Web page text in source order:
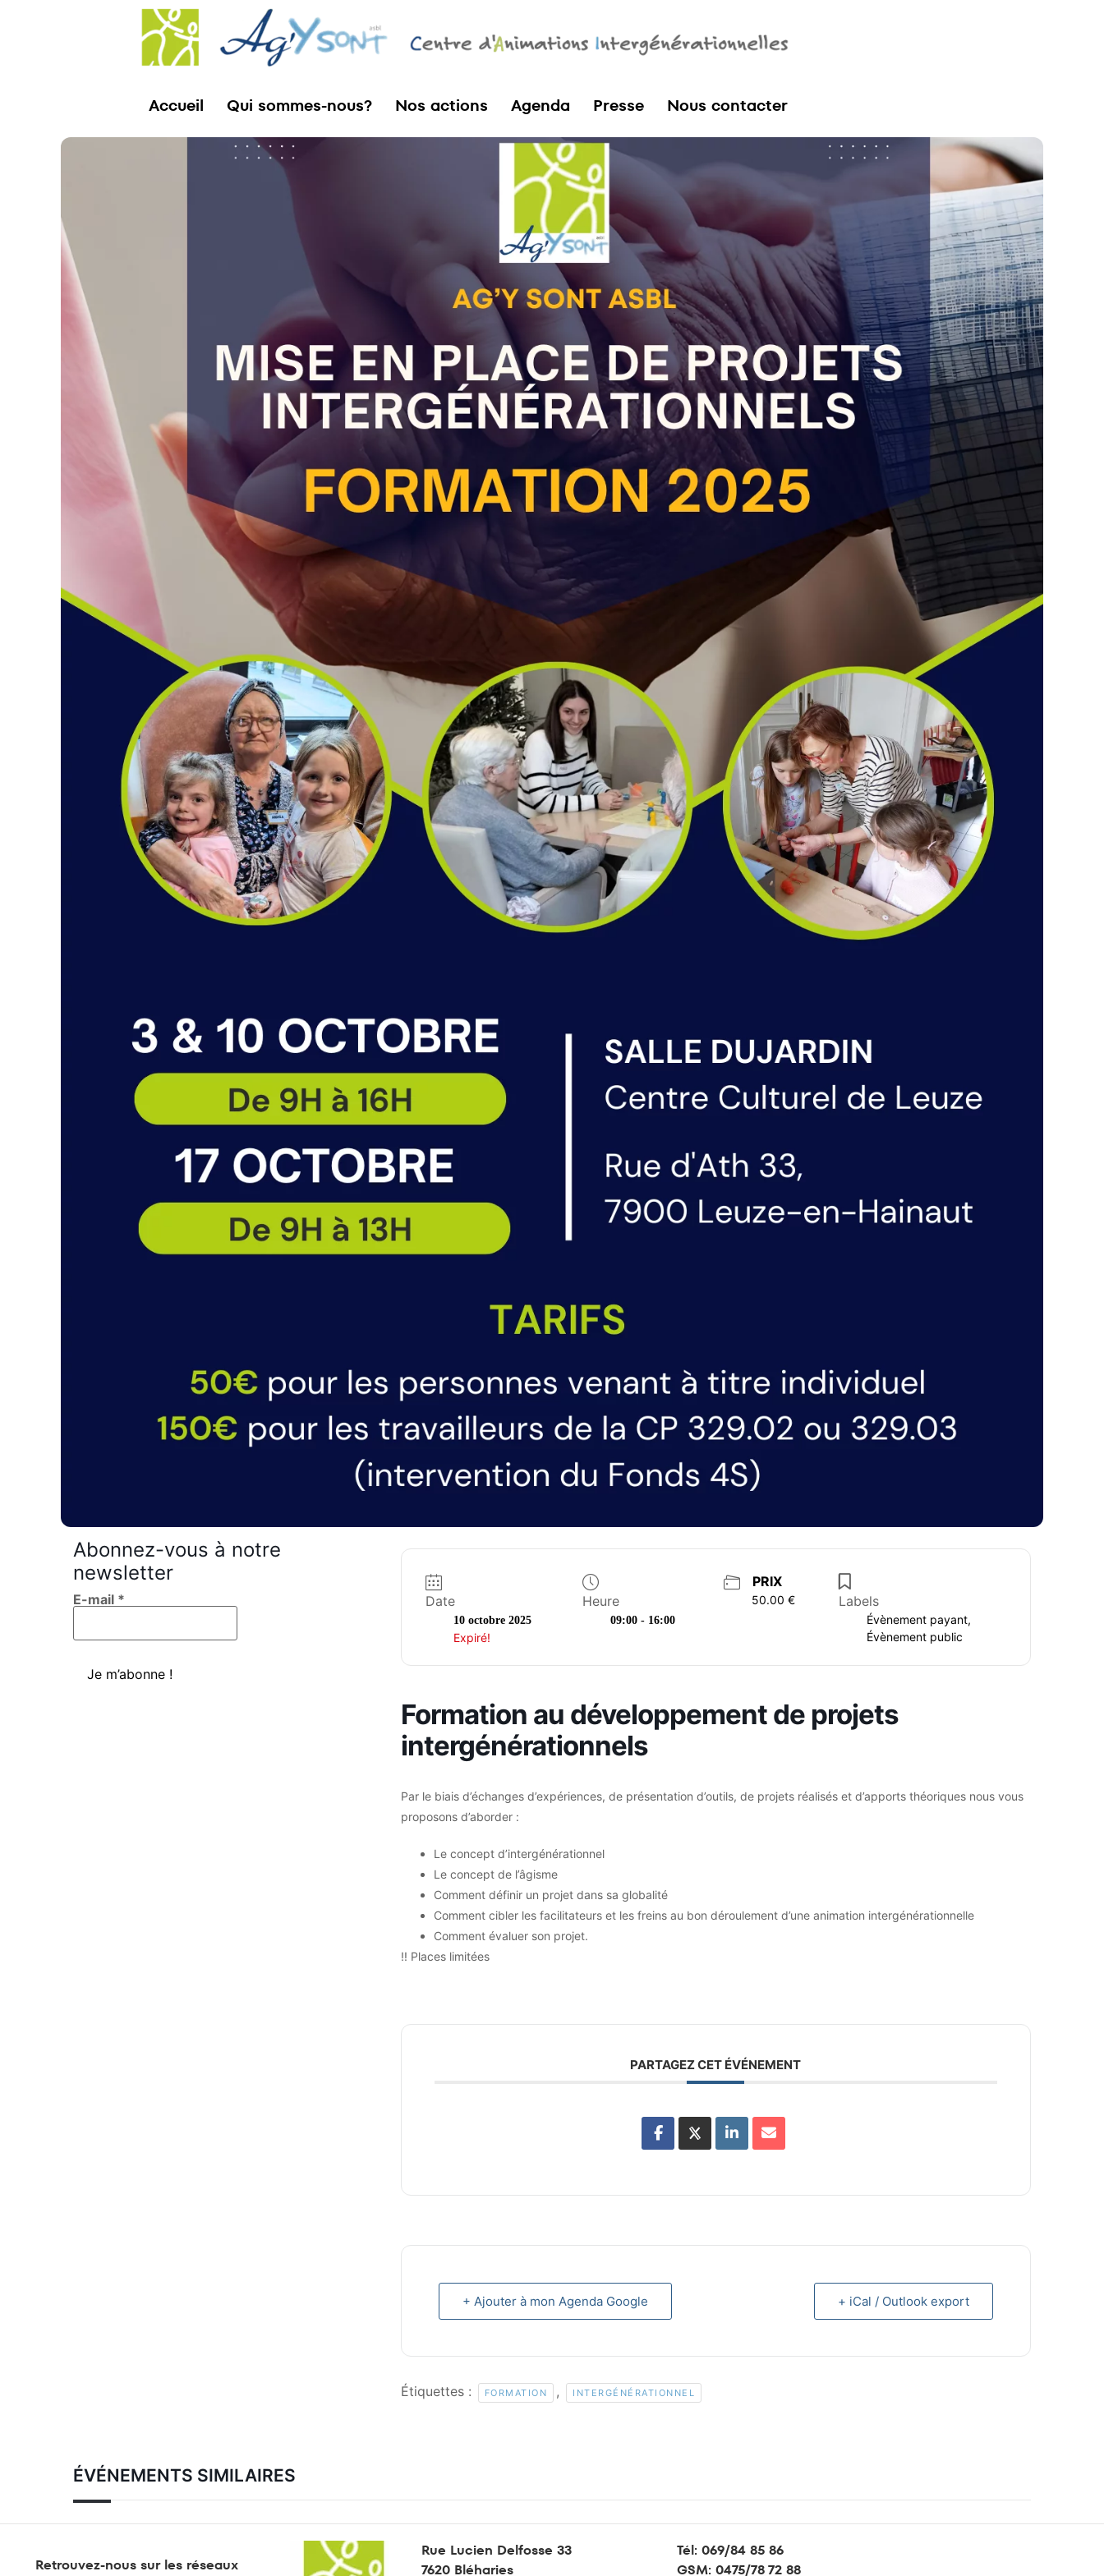
Accueil Qui sommes-nous? Nos actions Agenda Presse Nous contacter
Abonnez-vous à notre
newsletter
E-mail * Date
10 octobre 2025
Expiré!
Heure
09:00 - 16:00
PRIX
50.00 € Labels
Évènement payant,
Évènement public
Formation au développement de projets
intergénérationnels
Par le biais d’échanges d’expériences, de présentation d’outils, de projetsréalisés et d’apports théoriquesnous vous
proposons d’aborder :
Le concept d’intergénérationnel
Leconcept de l’âgisme
Commentdéfinir un projet dans sa globalité
Comment cibler les facilitateurs et les freins au bon déroulement d’une animation intergénérationnelle
Comment évaluer son projet.
!! Places limitées
PARTAGEZ CET ÉVÉNEMENT
+ Ajouter à mon Agenda Google + iCal / Outlook export
Étiquettes : FORMATION , INTERGÉNÉRATIONNEL
ÉVÉNEMENTS SIMILAIRES
Retrouvez-nous sur les réseaux
Rue Lucien Delfosse 33
7620 Bléharies
Tél:069/84 85 86
GSM:0475/78 72 88